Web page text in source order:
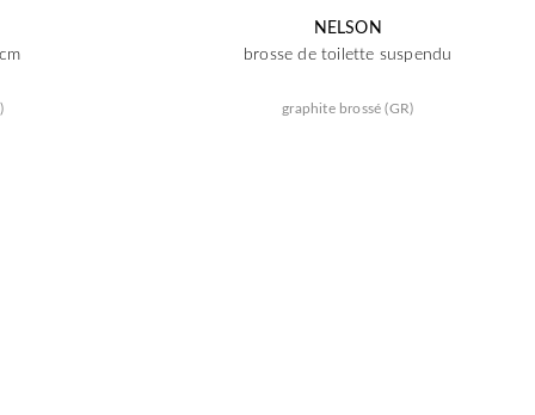
NELSON
brosse de toilette suspendu
graphite brossé (GR)